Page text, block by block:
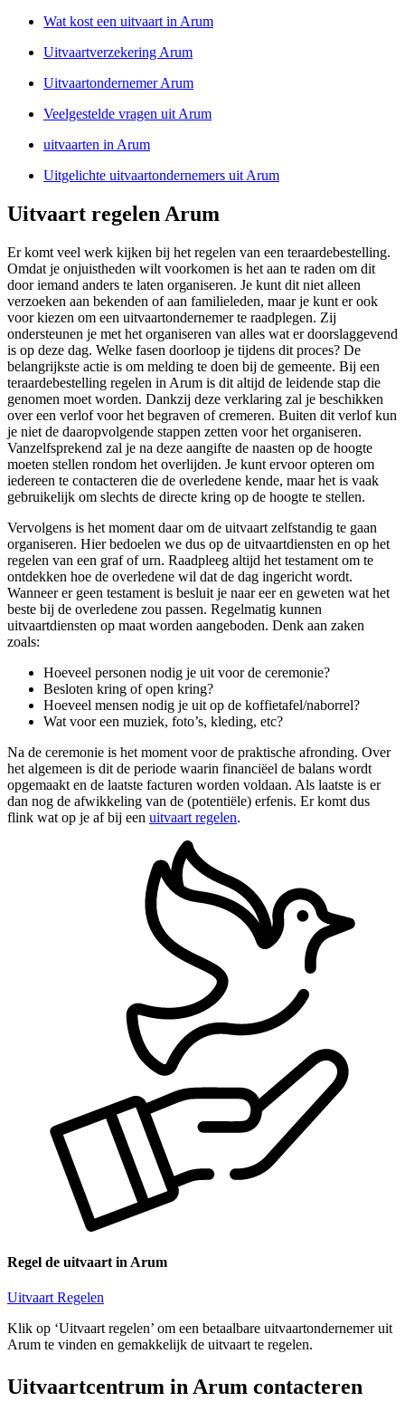
Wat kost een uitvaart in Arum
Uitvaartverzekering Arum
Uitvaartondernemer Arum
Veelgestelde vragen uit Arum
uitvaarten in Arum
Uitgelichte uitvaartondernemers uit Arum
Uitvaart regelen Arum
Er komt veel werk kijken bij het regelen van een teraardebestelling.
Omdat je onjuistheden wilt voorkomen is het aan te raden om dit
door iemand anders te laten organiseren. Je kunt dit niet alleen
verzoeken aan bekenden of aan familieleden, maar je kunt er ook
voor kiezen om een uitvaartondernemer te raadplegen. Zij
ondersteunen je met het organiseren van alles wat er doorslaggevend
is op deze dag. Welke fasen doorloop je tijdens dit proces? De
belangrijkste actie is om melding te doen bij de gemeente. Bij een
teraardebestelling regelen in Arum is dit altijd de leidende stap die
genomen moet worden. Dankzij deze verklaring zal je beschikken
over een verlof voor het begraven of cremeren. Buiten dit verlof kun
je niet de daaropvolgende stappen zetten voor het organiseren.
Vanzelfsprekend zal je na deze aangifte de naasten op de hoogte
moeten stellen rondom het overlijden. Je kunt ervoor opteren om
iedereen te contacteren die de overledene kende, maar het is vaak
gebruikelijk om slechts de directe kring op de hoogte te stellen.
Vervolgens is het moment daar om de uitvaart zelfstandig te gaan
organiseren. Hier bedoelen we dus op de uitvaartdiensten en op het
regelen van een graf of urn. Raadpleeg altijd het testament om te
ontdekken hoe de overledene wil dat de dag ingericht wordt.
Wanneer er geen testament is besluit je naar eer en geweten wat het
beste bij de overledene zou passen. Regelmatig kunnen
uitvaartdiensten op maat worden aangeboden. Denk aan zaken
zoals:
Hoeveel personen nodig je uit voor de ceremonie?
Besloten kring of open kring?
Hoeveel mensen nodig je uit op de koffietafel/naborrel?
Wat voor een muziek, foto’s, kleding, etc?
Na de ceremonie is het moment voor de praktische afronding. Over
het algemeen is dit de periode waarin financiëel de balans wordt
opgemaakt en de laatste facturen worden voldaan. Als laatste is er
dan nog de afwikkeling van de (potentiële) erfenis. Er komt dus
flink wat op je af bij een uitvaart regelen.
Regel de uitvaart in Arum
Uitvaart Regelen
Klik op ‘Uitvaart regelen’ om een betaalbare uitvaartondernemer uit
Arum te vinden en gemakkelijk de uitvaart te regelen.
Uitvaartcentrum in Arum contacteren